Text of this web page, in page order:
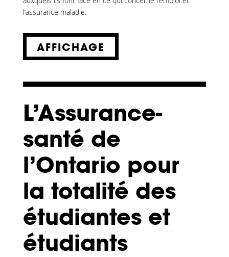
l’assurance maladie.
AFFICHAGE
L’Assurance-
santé de
l’Ontario pour
la totalité des
étudiantes et
étudiants